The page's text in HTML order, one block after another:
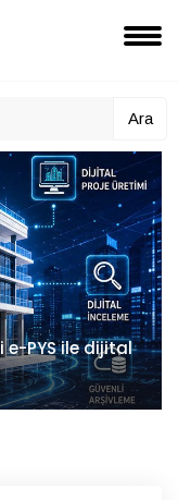
Ara
e-PYS ile dijital